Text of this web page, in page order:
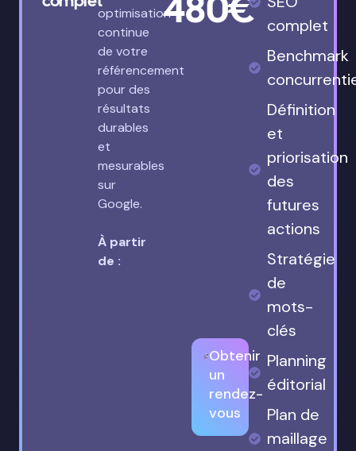
optimisation
continue
de votre
référencement
pour des
résultats
durables
et
mesurables
sur
Google.
À partir
de :
Obtenir
un
rendez-
vous
complet
Benchmark
Définition
et
priorisation
des
futures
actions
Stratégie
de
mots-
clés
Planning
éditorial
Plan de
maillage